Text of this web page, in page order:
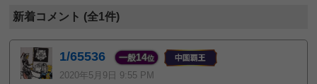
新着コメント (全1件)
1/65536 一般14位
2020年5月9日 9:55 PM